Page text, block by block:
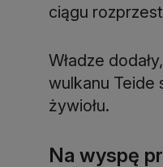
ciągu
Władze
wulkanu Teide
żywiołu.
Na wyspę